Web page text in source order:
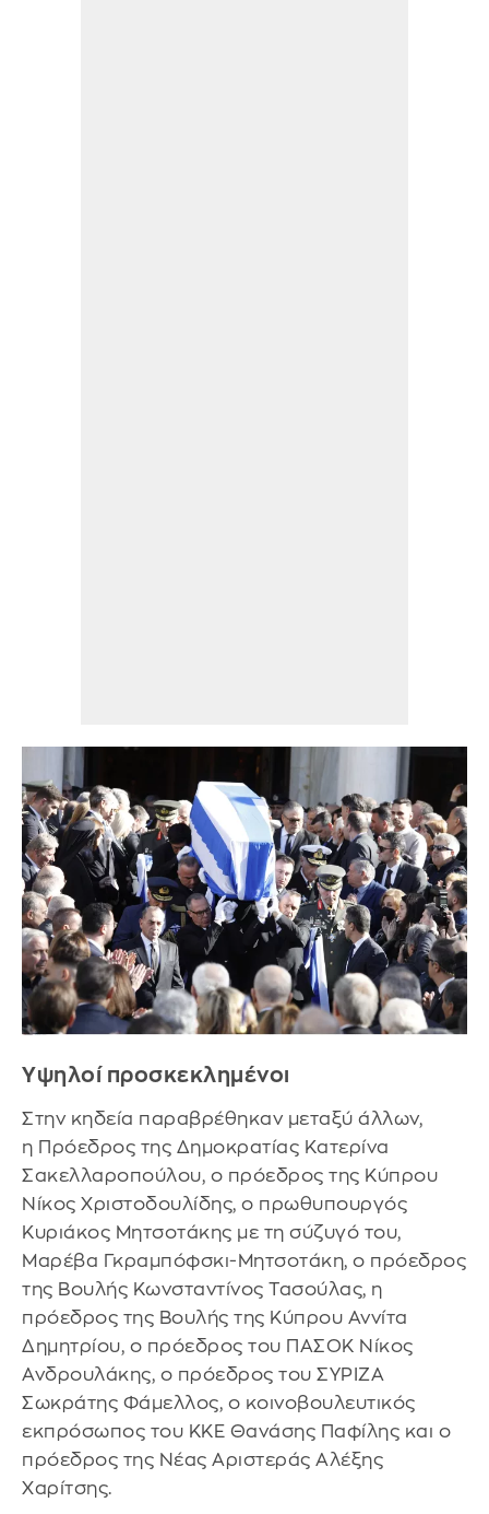
Υψηλοί προσκεκλημένοι
Στην κηδεία παραβρέθηκαν μεταξύ άλλων,
η Πρόεδρος της Δημοκρατίας Κατερίνα
Σακελλαροπούλου, ο πρόεδρος της Κύπρου
Νίκος Χριστοδουλίδης, ο πρωθυπουργός
Κυριάκος Μητσοτάκης με τη σύζυγό του,
Μαρέβα Γκραμπόφσκι-Μητσοτάκη, ο πρόεδρος
της Βουλής Κωνσταντίνος Τασούλας, η
πρόεδρος της Βουλής της Κύπρου Αννίτα
Δημητρίου, ο πρόεδρος του ΠΑΣΟΚ Νίκος
Ανδρουλάκης, ο πρόεδρος του ΣΥΡΙΖΑ
Σωκράτης Φάμελλος, ο κοινοβουλευτικός
εκπρόσωπος του ΚΚΕ Θανάσης Παφίλης και ο
πρόεδρος της Νέας Αριστεράς Αλέξης
Χαρίτσης.